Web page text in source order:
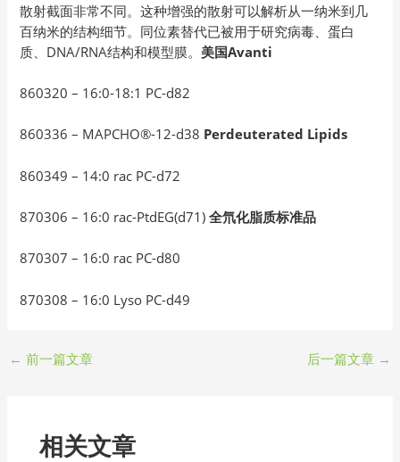
散射截面非常不同。这种增强的散射可以解析从一纳米到几
百纳米的结构细节。同位素替代已被用于研究病毒、蛋白
质、DNA/RNA结构和模型膜。美国Avanti
860320 – 16:0-18:1 PC-d82
860336 – MAPCHO®-12-d38 Perdeuterated Lipids
860349 – 14:0 rac PC-d72
870306 – 16:0 rac-PtdEG(d71)全氘化脂质标准品
870307 – 16:0 rac PC-d80
870308 – 16:0 Lyso PC-d49
← 前一篇文章 后一篇文章 →
相关文章